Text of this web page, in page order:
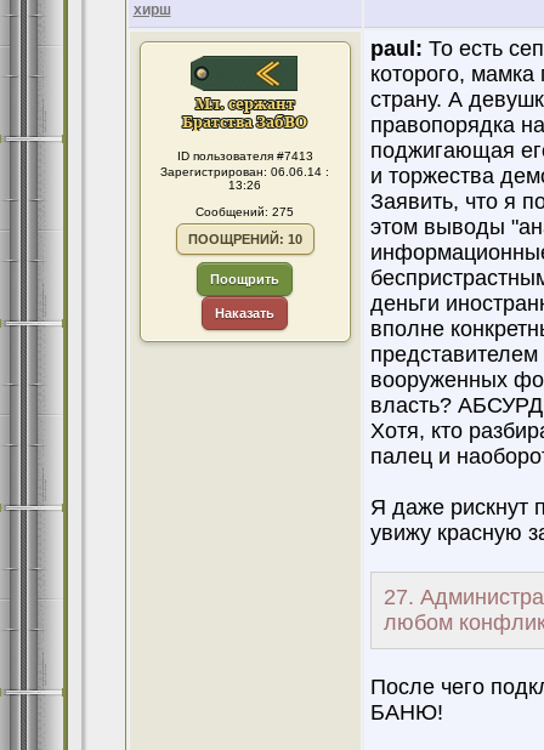
хирш
ID пользователя #7413
Зарегистрирован: 06.06.14 :
13:26
Сообщений: 275
ПООЩРЕНИЙ: 10
Поощрить
Наказать
paul: То есть
которого,
страну. А
правопорядка
поджигающая
и торжества
Заявить, что я
этом выводы
деньги
вполне
вооруженных
власть?
Хотя, кто
палец и
Я даже рискнут
увижу красную
27.
любом
После чего
БАНЮ!